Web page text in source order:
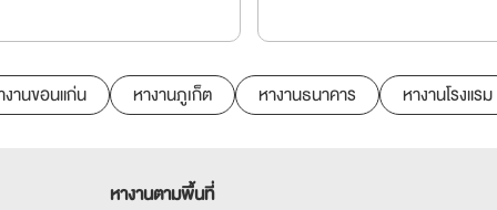
งานขอนแก่น หางานภูเก็ต หางานธนาคาร หางานโรงแรม
หางานตามพื้นที่